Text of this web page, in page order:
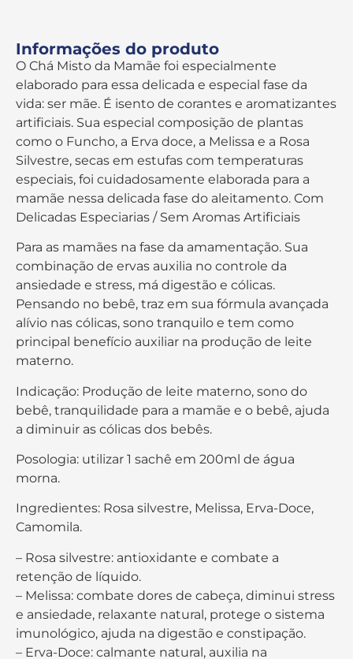
Informações do produto
O Chá Misto da Mamãe foi especialmente
elaborado para essa delicada e especial fase da
vida: ser mãe. É isento de corantes e aromatizantes
artificiais. Sua especial composição de plantas
como o Funcho, a Erva doce, a Melissa e a Rosa
Silvestre, secas em estufas com temperaturas
especiais, foi cuidadosamente elaborada para a
mamãe nessa delicada fase do aleitamento. Com
Delicadas Especiarias / Sem Aromas Artificiais
Para as mamães na fase da amamentação. Sua
combinação de ervas auxilia no controle da
ansiedade e stress, má digestão e cólicas.
Pensando no bebê, traz em sua fórmula avançada
alívio nas cólicas, sono tranquilo e tem como
principal benefício auxiliar na produção de leite
materno.
Indicação: Produção de leite materno, sono do
bebê, tranquilidade para a mamãe e o bebê, ajuda
a diminuir as cólicas dos bebês.
Posologia: utilizar 1 sachê em 200ml de água
morna.
Ingredientes: Rosa silvestre, Melissa, Erva-Doce,
Camomila.
– Rosa silvestre: antioxidante e combate a
retenção de líquido.
– Melissa: combate dores de cabeça, diminui stress
e ansiedade, relaxante natural, protege o sistema
imunológico, ajuda na digestão e constipação.
– Erva-Doce: calmante natural, auxilia na